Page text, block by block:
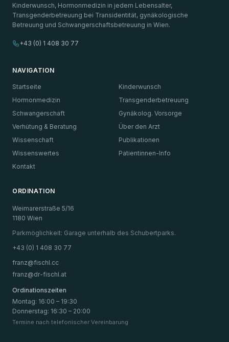
Kinderwunsch, Hormonmedizin in jedem Lebensalter,
Transgenderbetreuung bei Transidentität, gynäkologische
Betreuung und Schwangerschaftsbetreuung in Wien.
+43 (0) 1 408 30 77
NAVIGATION
Startseite
Kinderwunsch
Hormonmedizin
Transgenderbetreuung
Schwangerschaft
Gynäkolog. Vorsorge
Verhütung & Beratung
Über den Arzt
Wissenschaft
Publikationen
Wissenswertes
Patientinnen-Info
Kontakt
ORDINATION
Weimarerstraße 5/16
1180 Wien
Parkmöglichkeit: Garage unterhalb des Schubertparks.
+43 (0) 1 408 30 77
franz@fischl.cc
franz@dr-fischl.at
Ordinationszeiten
Montag: 16:00 – 19:30
Donnerstag: 16:30 – 20:00
Termine nach telefonischer Vereinbarung